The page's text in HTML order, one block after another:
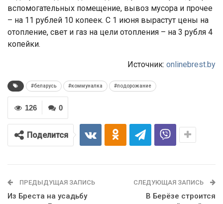
вспомогательных помещение, вывоз мусора и прочее
– на 11 рублей 10 копеек. С 1 июня вырастут цены на
отопление, свет и газ на цели отопления – на 3 рубля 4
копейки.
Источник: onlinebrest.by
#беларусь #коммуналка #подорожание
0
126
Поделится
ПРЕДЫДУЩАЯ ЗАПИСЬ
Из Бреста на усадьбу
СЛЕДУЮЩАЯ ЗАПИСЬ
В Берёзе строится